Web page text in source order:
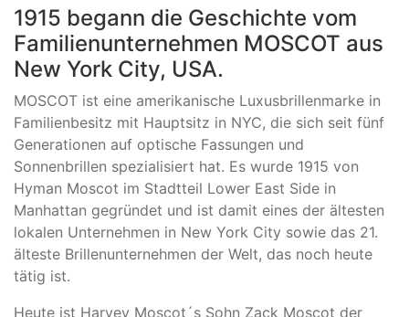
1915 begann die Geschichte vom
Familienunternehmen MOSCOT aus
New York City, USA.
MOSCOT ist eine amerikanische Luxusbrillenmarke in
Familienbesitz mit Hauptsitz in NYC, die sich seit fünf
Generationen auf optische Fassungen und
Sonnenbrillen spezialisiert hat. Es wurde 1915 von
Hyman Moscot im Stadtteil Lower East Side in
Manhattan gegründet und ist damit eines der ältesten
lokalen Unternehmen in New York City sowie das 21.
älteste Brillenunternehmen der Welt, das noch heute
tätig ist.
Heute ist Harvey Moscot´s Sohn Zack Moscot der